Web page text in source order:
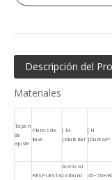
Descripción del
Materiales
Tapón
de
ajuste
Planos de
llave
[ M
]Material
[ H
]Dureza*
RESPUESTA
Acero al
carbono